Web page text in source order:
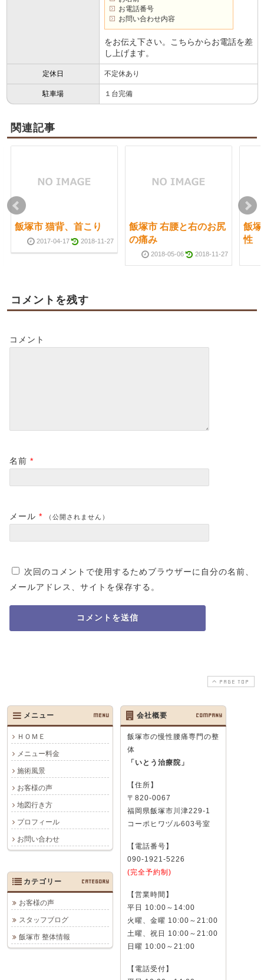
お電話番号
お問い合わせ内容
をお伝え下さい。こちらからお電話を差
し上げます。
定休日 不定休あり
駐車場 １台完備
関連記事
飯塚市 猫背、首こり
2017-04-17 2018-11-27
飯塚市 右腰と右のお尻
の痛み
2018-05-06 2018-11-27
飯
性
コメントを残す
コメント
名前 *
メール * （公開されません）
次回のコメントで使用するためブラウザーに自分の名前、
メールアドレス、サイトを保存する。
PAGE TOP
メニュー MENU
ＨＯＭＥ
メニュー料金
施術風景
お客様の声
地図行き方
プロフィール
お問い合わせ
会社概要 COMPANY
飯塚市の慢性腰痛専門の整
体
「いとう治療院」
【住所】
〒820-0067
福岡県飯塚市川津229-1
コーポヒワヅル603号室
【電話番号】
090-1921-5226
(完全予約制)
【営業時間】
平日 10:00～14:00
火曜、金曜 10:00～21:00
土曜、祝日 10:00～21:00
日曜 10:00～21:00
【電話受付】
カテゴリー CATEGORY
お客様の声
スタッフブログ
飯塚市 整体情報